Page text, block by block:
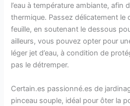
l’eau à température ambiante, afin
thermique. Passez délicatement le
feuille, en soutenant le dessous
ailleurs, vous pouvez opter pour
léger jet d’eau, à condition de
pas le détremper.
Certain.es passionné.es de
pinceau souple, idéal pour ôter la